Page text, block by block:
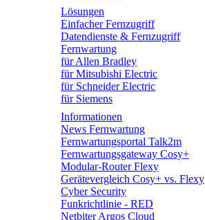
Lösungen
Einfacher Fernzugriff
Datendienste & Fernzugriff
Fernwartung
für Allen Bradley
für Mitsubishi Electric
für Schneider Electric
für Siemens
Informationen
News Fernwartung
Fernwartungsportal Talk2m
Fernwartungsgateway Cosy+
Modular-Router Flexy
Gerätevergleich Cosy+ vs. Flexy
Cyber Security
Funkrichtlinie - RED
Netbiter Argos Cloud